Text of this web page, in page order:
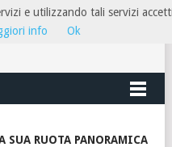
RUOTA PANORAMICA
e utilizzando tali servizi
info Ok